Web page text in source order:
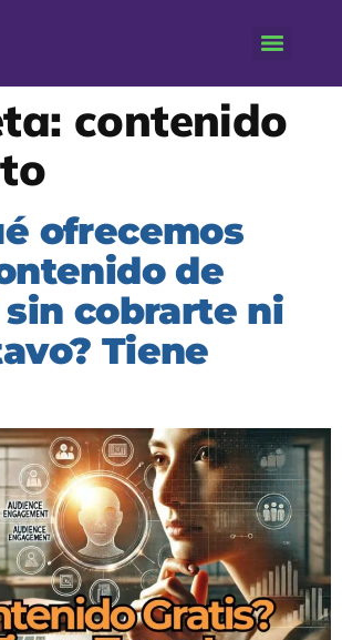
contenido
ofrecemos
de
cobrarte ni
Tiene